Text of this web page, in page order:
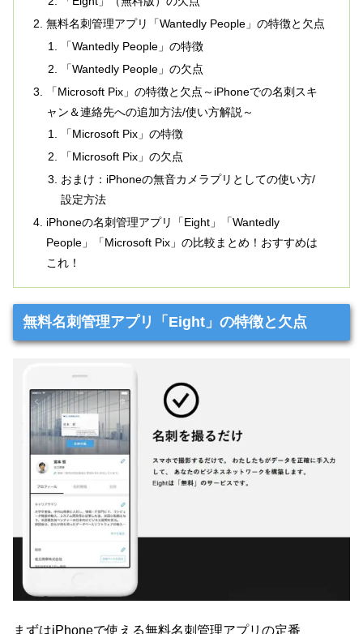
無料名刺管理アプリ「Wantedly People」の特徴と欠点
「Wantedly People」の特徴
「Wantedly People」の欠点
「Microsoft Pix」の特徴と欠点～iPhoneでの名刺スキ
ャン＆連絡先への追加方法/使い方解説～
「Microsoft Pix」の特徴
「Microsoft Pix」の欠点
おまけ：iPhoneの無音カメラプリとしての使い方/
設定方法
iPhoneの名刺管理アプリ「Eight」「Wantedly
People」「Microsoft Pix」の比較まとめ！おすすめは
これ！
無料名刺管理アプリ「Eight」の特徴と欠点
まずはiPhoneで使える無料名刺管理アプリの定番